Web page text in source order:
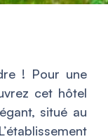
! Pour une
cet hôtel
situé au